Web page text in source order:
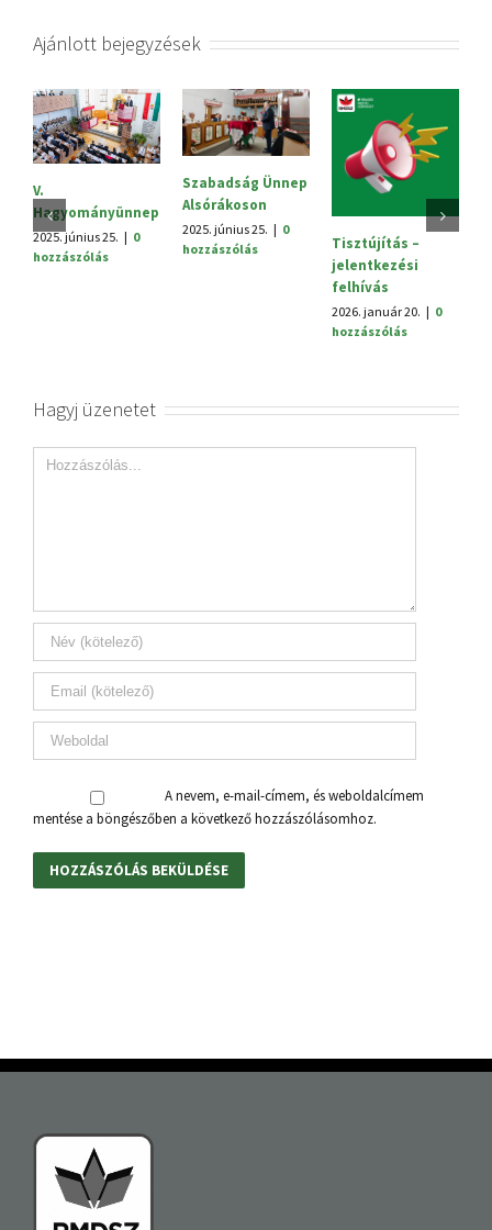
Ajánlott bejegyzések
V.
Hagyományünnep
2025. június 25. | 0
hozzászólás
Szabadság Ünnep
Alsórákoson
2025. június 25. | 0
hozzászólás
Tisztújítás –
jelentkezési
felhívás
2026. január 20. | 0
hozzászólás
Hagyj üzenetet
A nevem, e-mail-címem, és weboldalcímem
mentése a böngészőben a következő hozzászólásomhoz.